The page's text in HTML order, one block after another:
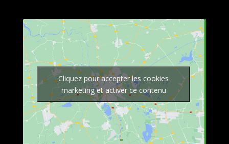
Cliquez pour accepter les cookies
marketing et activer ce contenu